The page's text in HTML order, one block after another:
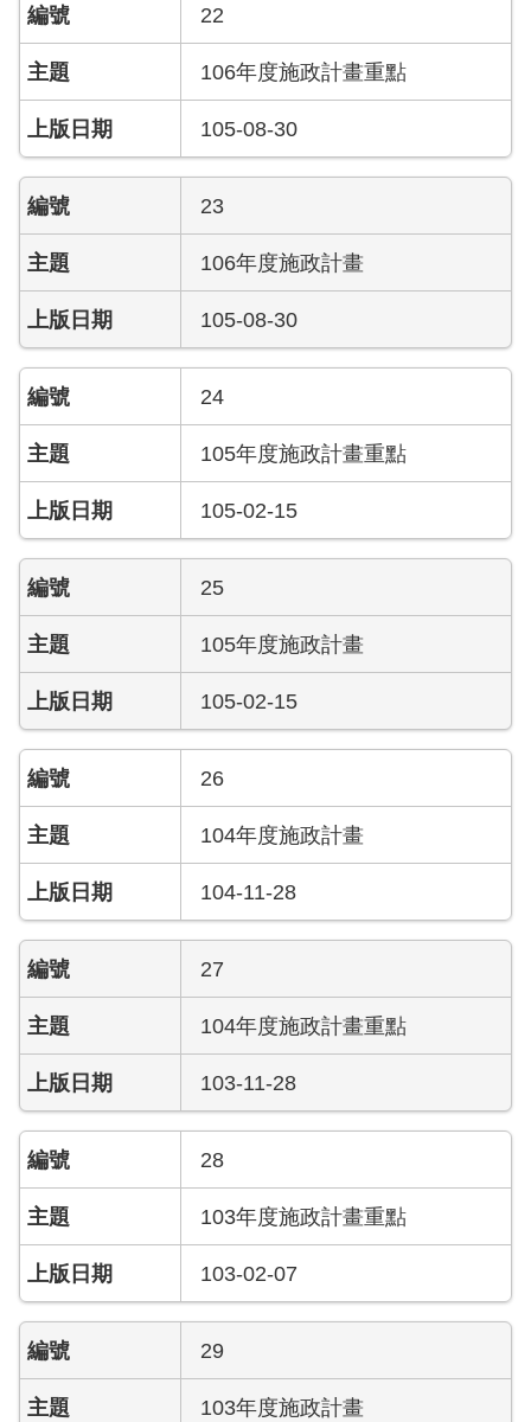
專
區
民
力
園
地
政
府
資
訊
公
開
公
文
公
開
專
區
統
計
資
料
音
專
區
檔
案
應
用
榮
榜
聯
絡
資
訊
相
連
結
22
106年度施政計畫重點
105-08-30
23
106年度施政計畫
105-08-30
24
105年度施政計畫重點
105-02-15
25
105年度施政計畫
105-02-15
26
104年度施政計畫
104-11-28
27
104年度施政計畫重點
103-11-28
28
103年度施政計畫重點
103-02-07
29
103年度施政計畫